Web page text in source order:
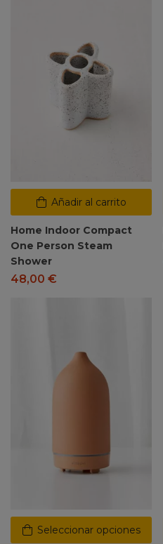
Añadir al carrito
Home Indoor Compact
One Person Steam
Shower
48,00 €
Seleccionar opciones